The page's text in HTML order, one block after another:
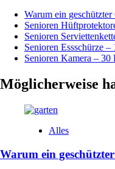
Warum ein
Senioren
Senioren
Senioren Essschürze
Senioren Kamera – 30
Möglicherweise
Alles
Warum ein